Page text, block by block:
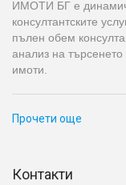
ИМОТИ БГ е
консултантските
пълен обем
анализ на
имоти.
Прочети още
Контакти